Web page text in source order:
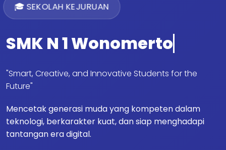
🎓 SEKOLAH KEJURUAN
SMK N 1 Wonomerto
"Smart, Creative, and Innovative Students for the
Future"
Mencetak generasi muda yang kompeten dalam
teknologi, berkarakter kuat, dan siap menghadapi
tantangan era digital.